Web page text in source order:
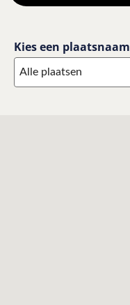
Kies een plaatsnaam